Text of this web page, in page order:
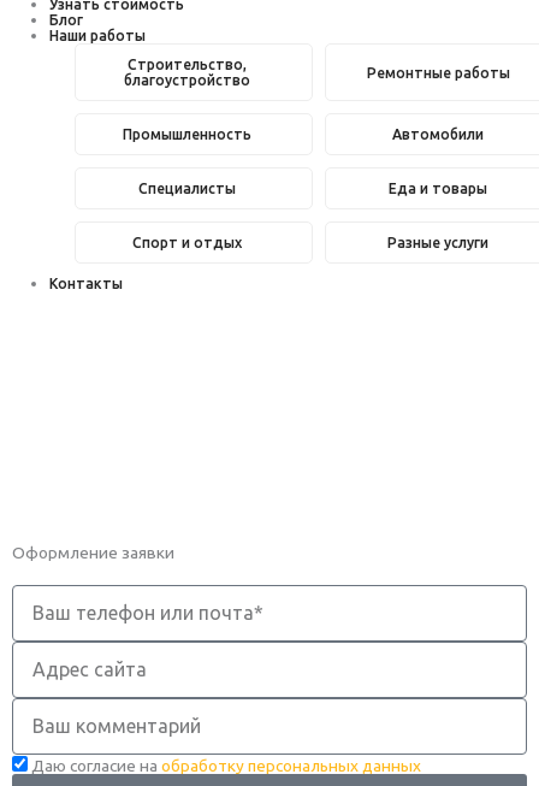
Узнать стоимость
Блог
Наши работы
Строительство,
благоустройство
Ремонтные работы
Промышленность Автомобили
Специалисты Еда и товары
Спорт и отдых Разные услуги
Контакты
Оформление заявки
Телефон
Адрес
сайта
Комментарий
Даю согласие на обработку персональных данных